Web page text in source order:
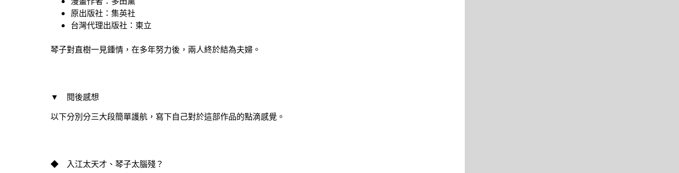
原出版社：集英社
台灣代理出版社：東立
琴子對直樹一見鍾情，在多年努力後，兩人終於結為夫婦。
▼ 閱後感想
以下分別分三大段簡單護航，寫下自己對於這部作品的點滴感覺。
◆ 入江太天才、琴子太腦殘？